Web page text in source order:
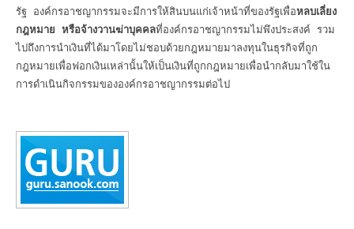
รัฐ องค์กรอาชญากรรมจะมีการให้สินบนแก่เจ้าหน้าที่ของรัฐเพื่อหลบเลี่ยง
กฎหมาย หรือจ้างวานฆ่าบุคคลที่องค์กรอาชญากรรมไม่พึงประสงค์ รวม
ไปถึงการนำเงินที่ได้มาโดยไม่ชอบด้วยกฎหมายมาลงทุนในธุรกิจที่ถูก
กฎหมายเพื่อฟอกเงินเหล่านั้นให้เป็นเงินที่ถูกกฎหมายเพื่อนำกลับมาใช้ใน
การดำเนินกิจกรรมขององค์กรอาชญากรรมต่อไป